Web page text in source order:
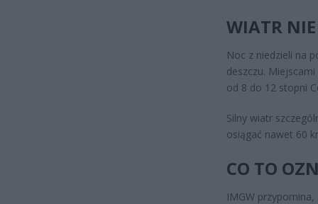
WIATR
Noc z niedzieli na
deszczu.
od 8 do 12 stopni
Silny wiatr
osiągać nawet 60
CO TO
IMGW